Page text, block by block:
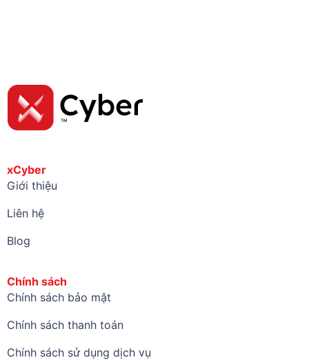
xCyber
Giới thiệu
Liên hệ
Blog
Chính sách
Chính sách bảo mật
Chính sách thanh toán
Chính sách sử dụng dịch vụ